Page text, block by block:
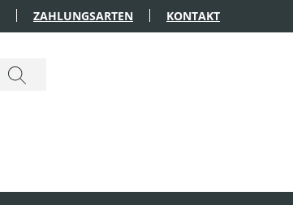
ZAHLUNGSARTEN KONTAKT